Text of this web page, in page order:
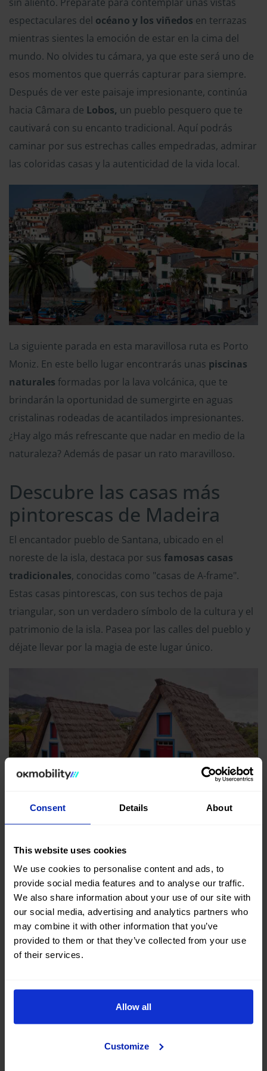
Consent Details About
This website uses cookies
We use cookies to personalise content and ads, to
provide social media features and to analyse our traffic.
We also share information about your use of our site with
our social media, advertising and analytics partners who
may combine it with other information that you’ve
provided to them or that they’ve collected from your use
of their services.
Allow all
Customize
espectaculares del océano y los viñedos en terrazas
mientras sientes la emoción de estar en la cima del
mundo. No olvides tu cámara, ya que este será uno de
esos momentos que querrás capturar para siempre.
Después de ver este paisaje impresionante, continúa
hacia Câmara de Lobos, un pueblo pesquero que te
cautivará con su encanto tradicional. Aquí podrás
caminar por sus estrechas calles empedradas, admirar
las coloridas casas y la autenticidad de la vida local.
La siguiente parada en esta maravillosa ruta es Porto
Moniz. En este bello lugar encontrarás unas piscinas
naturales formadas por la lava volcánica, que te
brindarán la oportunidad de sumergirte en aguas
cristalinas rodeadas de acantilados impresionantes.
¿Hay algo más refrescante que nadar en medio de la
naturaleza? Además de pasar un rato maravilloso.
Descubre las casas más
pintorescas de Madeira
El encantador pueblo de Santana, ubicado en el
noreste de la isla, destaca por sus famosas casas
tradicionales, conocidas como "casas de A-frame".
Estas casas pintorescas, con sus techos de paja
triangular, son un verdadero símbolo de la cultura y el
patrimonio de la isla. Pasea por las calles del pueblo y
déjate llevar por la magia de este lugar único.
más bonitas del mundo:la carretera ER101
serpenteante te llevará a través de bosques y
acantilados. Gozarás con las vistas panorámicas del
océano Atlántico. Para en los miradores del camino
para encantarte con las vistas y hacer fotografías.
¡Conducir por esta carretera será una experiencia
inolvidable!
Naturaleza en estado puro
hacia el centro de la isla y sumérgete en un entorno